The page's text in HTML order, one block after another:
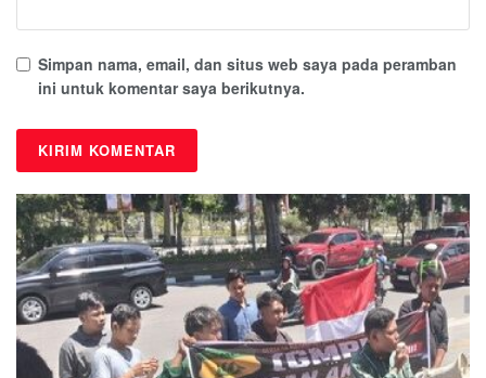
Simpan nama, email, dan situs web saya pada peramban
ini untuk komentar saya berikutnya.